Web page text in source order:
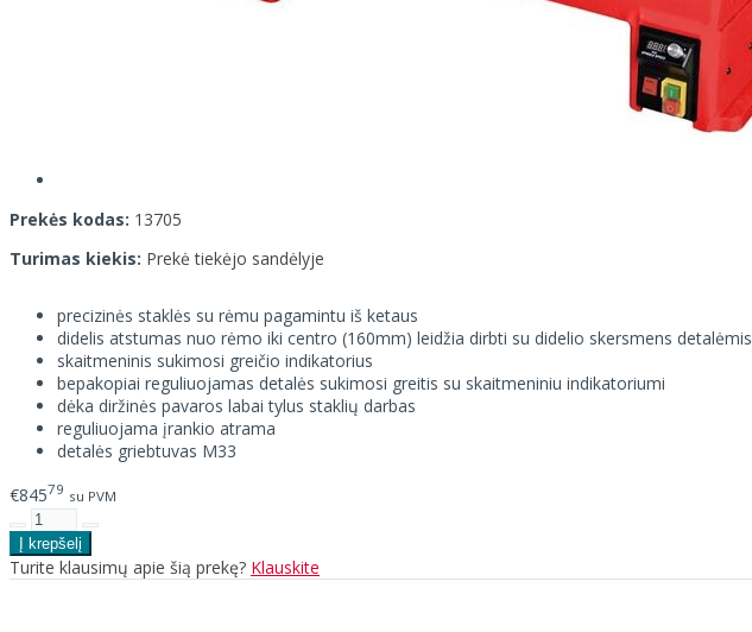
Prekės kodas: 13705
Turimas kiekis: Prekė tiekėjo sandėlyje
precizinės staklės su rėmu pagamintu iš ketaus
didelis atstumas nuo rėmo iki centro (160mm) leidžia dirbti su didelio skersmens detalėmis
skaitmeninis sukimosi greičio indikatorius
bepakopiai reguliuojamas detalės sukimosi greitis su skaitmeniniu indikatoriumi
dėka diržinės pavaros labai tylus staklių darbas
reguliuojama įrankio atrama
detalės griebtuvas M33
€84579 su PVM
Turite klausimų apie šią prekę? Klauskite